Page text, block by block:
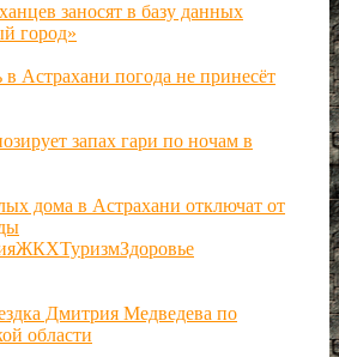
заносят в базу данных
город»
в Астрахани погода не принесёт
запах гари по ночам в
дома в Астрахани отключат от
ЖКХТуризмЗдоровье
Дмитрия Медведева по
области